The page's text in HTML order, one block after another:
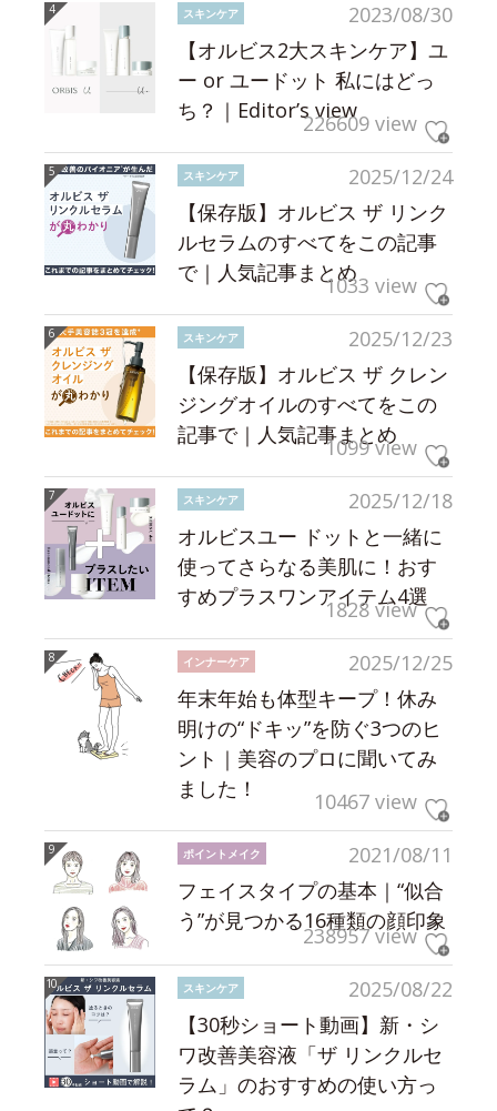
2023/08/30
スキンケア
【オルビス2大スキンケア】ユ
ー or ユードット 私にはどっ
ち？｜Editor’s view226609 view
2025/12/24
スキンケア
【保存版】オルビス ザ リンク
ルセラムのすべてをこの記事
で｜人気記事まとめ1033 view
2025/12/23
スキンケア
【保存版】オルビス ザ クレン
ジングオイルのすべてをこの
記事で｜人気記事まとめ
1099 view
2025/12/18
スキンケア
オルビスユー ドットと一緒に
使ってさらなる美肌に！おす
すめプラスワンアイテム4選
1828 view
2025/12/25
インナーケア
年末年始も体型キープ！休み
明けの“ドキッ”を防ぐ3つのヒ
ント｜美容のプロに聞いてみ
ました！
10467 view
2021/08/11
ポイントメイク
フェイスタイプの基本｜“似合
う”が見つかる16種類の顔印象
238957 view
2025/08/22
スキンケア
【30秒ショート動画】新・シ
ワ改善美容液「ザ リンクルセ
ラム」のおすすめの使い方っ